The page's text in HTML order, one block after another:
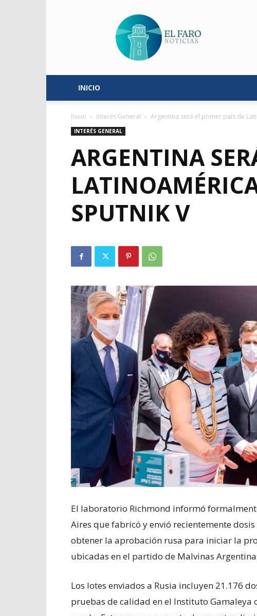
Faro
Noticias
INICIO
Inicio Interés General Argentina será el primer país de
INTERÉS GENERAL
ARGENTINA
SPUTNIK V
El laboratorio Richmond informó
Aires que fabricó y envió recientemente
obtener la aprobación rusa para iniciar la
ubicadas en el partido de Malvinas
Los lotes enviados a Rusia incluyen 21.176
pruebas de calidad en el Instituto Gamaleya